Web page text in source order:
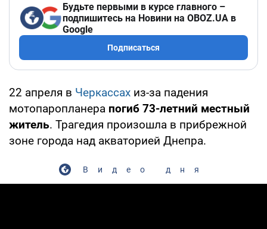
Будьте первыми в курсе главного –
подпишитесь на Новини на OBOZ.UA в
Google
Подписаться
22 апреля в Черкассах из-за падения
мотопаропланера погиб 73-летний местный
житель. Трагедия произошла в прибрежной
зоне города над акваторией Днепра.
Видео дня